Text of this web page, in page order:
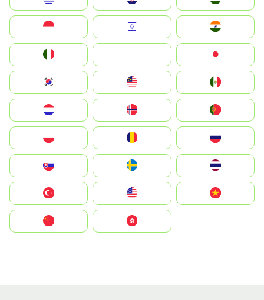
South Korea
United States
中國香港特別行政區